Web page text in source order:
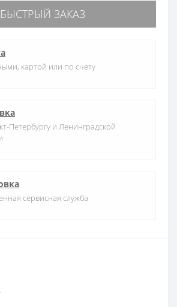
БЫСТРЫЙ ЗАКАЗ
картой или по счету
Петербургу и Ленинградской
сервисная служба